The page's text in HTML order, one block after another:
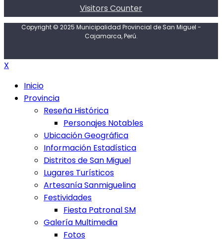
Visitors Counter
Copyright © 2025 Municipalidad Provincial de San Miguel -
Cajamarca, Perú.
X
Inicio
Provincia
Reseña Histórica
Personajes Notables
Ubicación Geográfica
Información Estadística
Distritos de San Miguel
Lugares Turísticos
Artesanía Sanmiguelina
Festividades
Fiesta Patronal SM
Galería Multimedia
Fotos